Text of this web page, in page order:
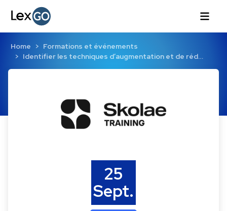
Home
Formations et événements
Identifier les techniques d’augmentation et de réd…
25
Sept.